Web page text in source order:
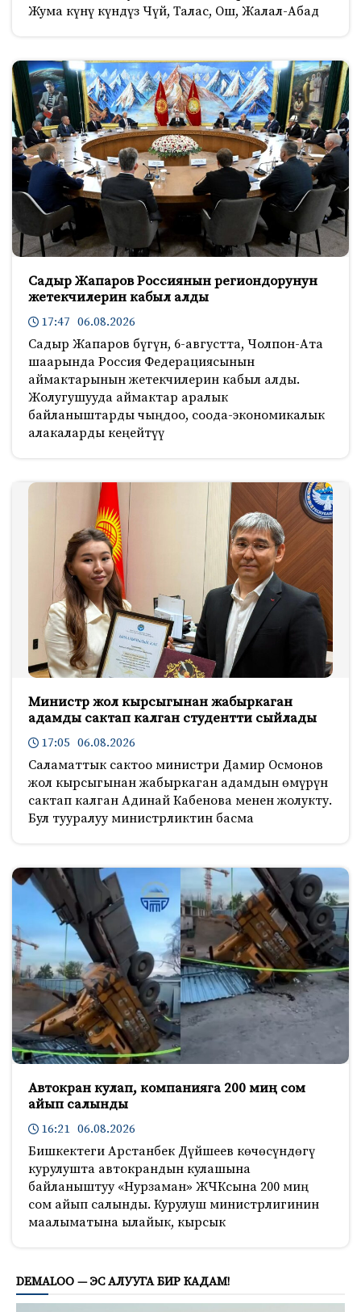
Жума күнү күндүз Чүй, Талас, Ош, Жалал-Абад
Садыр Жапаров Россиянын региондорунун
жетекчилерин кабыл алды
17:47 06.08.2026
Садыр Жапаров бүгүн, 6-августта, Чолпон-Ата
шаарында Россия Федерациясынын
аймактарынын жетекчилерин кабыл алды.
Жолугушууда аймактар аралык
байланыштарды чыңдоо, соода-экономикалык
алакаларды кеңейтүү
Министр жол кырсыгынан жабыркаган
адамды сактап калган студентти сыйлады
17:05 06.08.2026
Саламаттык сактоо министри Дамир Осмонов
жол кырсыгынан жабыркаган адамдын өмүрүн
сактап калган Адинай Кабенова менен жолукту.
Бул тууралуу министрликтин басма
Автокран кулап, компанияга 200 миң сом
айып салынды
16:21 06.08.2026
Бишкектеги Арстанбек Дүйшеев көчөсүндөгү
курулушта автокрандын кулашына
байланыштуу «Нурзаман» ЖЧКсына 200 миң
сом айып салынды. Курулуш министрлигинин
маалыматына ылайык, кырсык
DEMALOO — ЭС АЛУУГА БИР КАДАМ!